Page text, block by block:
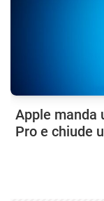
Apple manda
Pro e chiude